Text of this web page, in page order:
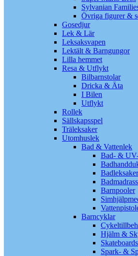
Sylvanian
Övriga figurer &
Gosedjur
Lek & Lär
Leksaksvapen
Lektält & Barngungor
Lilla hemmet
Resa & Utflykt
Bilbarnstolar
Dricka & Äta
I Bilen
Utflykt
Rollek
Sällskapsspel
Träleksaker
Utomhuslek
Bad & Vattenlek
Bad- &
Badleksaker
Barnpooler
Barncyklar
Hjälm &
Spark- &